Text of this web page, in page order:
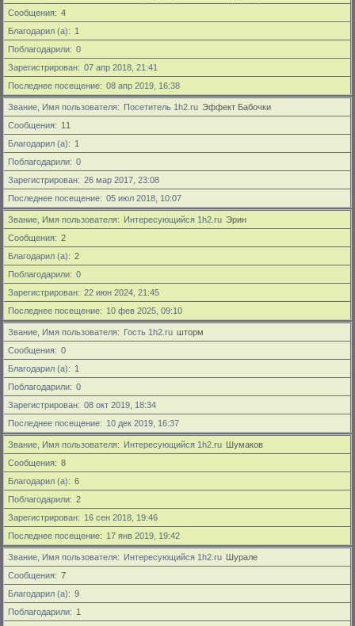
Сообщения
4
Благодарил (а)
1
Поблагодарили
0
Зарегистрирован
07 апр 2018, 21:41
Последнее посещение
08 апр 2019, 16:38
Звание, Имя пользователя Посетитель 1h2.ru Эффект Бабочки
Сообщения
11
Благодарил (а)
1
Поблагодарили
0
Зарегистрирован
26 мар 2017, 23:08
Последнее посещение
05 июл 2018, 10:07
Звание, Имя пользователя Интересующийся 1h2.ru Эрин
Сообщения
2
Благодарил (а)
2
Поблагодарили
0
Зарегистрирован
22 июн 2024, 21:45
Последнее посещение
10 фев 2025, 09:10
Звание, Имя пользователя Гость 1h2.ru шторм
Сообщения
0
Благодарил (а)
1
Поблагодарили
0
Зарегистрирован
08 окт 2019, 18:34
Последнее посещение
10 дек 2019, 16:37
Звание, Имя пользователя Интересующийся 1h2.ru Шумаков
Сообщения
8
Благодарил (а)
6
Поблагодарили
2
Зарегистрирован
16 сен 2018, 19:46
Последнее посещение
17 янв 2019, 19:42
Звание, Имя пользователя Интересующийся 1h2.ru Шурале
Сообщения
7
Благодарил (а)
9
Поблагодарили
1